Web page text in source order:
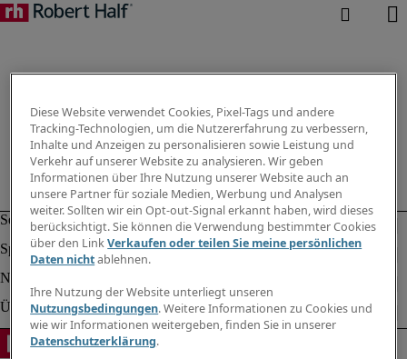
Diese Website verwendet Cookies, Pixel-Tags und andere
Tracking-Technologien, um die Nutzererfahrung zu verbessern,
Inhalte und Anzeigen zu personalisieren sowie Leistung und
Verkehr auf unserer Website zu analysieren. Wir geben
Informationen über Ihre Nutzung unserer Website auch an
unsere Partner für soziale Medien, Werbung und Analysen
weiter. Sollten wir ein Opt-out-Signal erkannt haben, wird dieses
berücksichtigt. Sie können die Verwendung bestimmter Cookies
über den LinkVerkaufen oder teilen Sie meine persönlichen
Daten nichtablehnen.
Ihre Nutzung der Website unterliegt unseren
Nutzungsbedingungen. Weitere Informationen zu Cookies und
wie wir Informationen weitergeben, finden Sie in unserer
Datenschutzerklärung.